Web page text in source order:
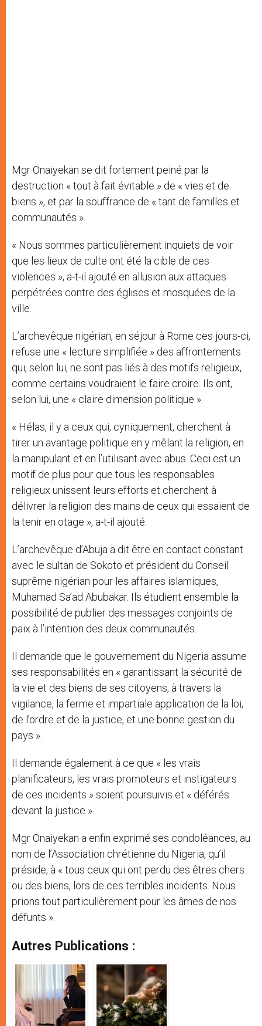
Mgr Onaiyekan se dit fortement peiné par la
destruction « tout à fait évitable » de « vies et de
biens », et par la souffrance de « tant de familles et
communautés ».
« Nous sommes particulièrement inquiets de voir
que les lieux de culte ont été la cible de ces
violences », a-t-il ajouté en allusion aux attaques
perpétrées contre des églises et mosquées de la
ville.
L’archevêque nigérian, en séjour à Rome ces jours-ci,
refuse une « lecture simplifiée » des affrontements
qui, selon lui, ne sont pas liés à des motifs religieux,
comme certains voudraient le faire croire. Ils ont,
selon lui, une « claire dimension politique ».
« Hélas, il y a ceux qui, cyniquement, cherchent à
tirer un avantage politique en y mêlant la religion, en
la manipulant et en l’utilisant avec abus. Ceci est un
motif de plus pour que tous les responsables
religieux unissent leurs efforts et cherchent à
délivrer la religion des mains de ceux qui essaient de
la tenir en otage », a-t-il ajouté.
L’archevêque d’Abuja a dit être en contact constant
avec le sultan de Sokoto et président du Conseil
suprême nigérian pour les affaires islamiques,
Muhamad Sa’ad Abubakar. Ils étudient ensemble la
possibilité de publier des messages conjoints de
paix à l’intention des deux communautés.
Il demande que le gouvernement du Nigeria assume
ses responsabilités en « garantissant la sécurité de
la vie et des biens de ses citoyens, à travers la
vigilance, la ferme et impartiale application de la loi,
de l’ordre et de la justice, et une bonne gestion du
pays ».
Il demande également à ce que « les vrais
planificateurs, les vrais promoteurs et instigateurs
de ces incidents » soient poursuivis et « déférés
devant la justice ».
Mgr Onaiyekan a enfin exprimé ses condoléances, au
nom de l’Association chrétienne du Nigeria, qu’il
préside, à « tous ceux qui ont perdu des êtres chers
ou des biens, lors de ces terribles incidents. Nous
prions tout particulièrement pour les âmes de nos
défunts ».
Autres Publications :